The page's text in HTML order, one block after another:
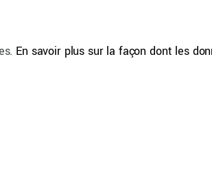
En savoir plus sur la façon dont les